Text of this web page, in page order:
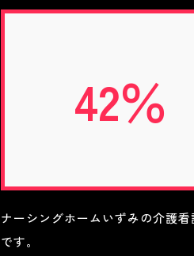
42％
ナーシングホームいずみの介護看
です。